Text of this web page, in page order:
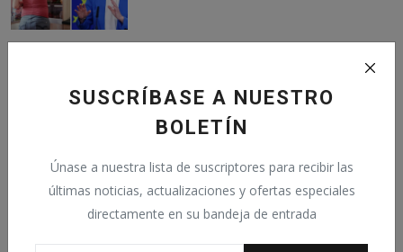
SUSCRÍBASE A NUESTRO
BOLETÍN
Únase a nuestra lista de suscriptores para recibir las
últimas noticias, actualizaciones y ofertas especiales
directamente en su bandeja de entrada
Agosto 9, 2024 328
Abril 2, 2026 0 198
¿Los incendios de Almeria han sido